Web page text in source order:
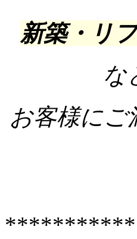
新築・リ
な
お客様にご